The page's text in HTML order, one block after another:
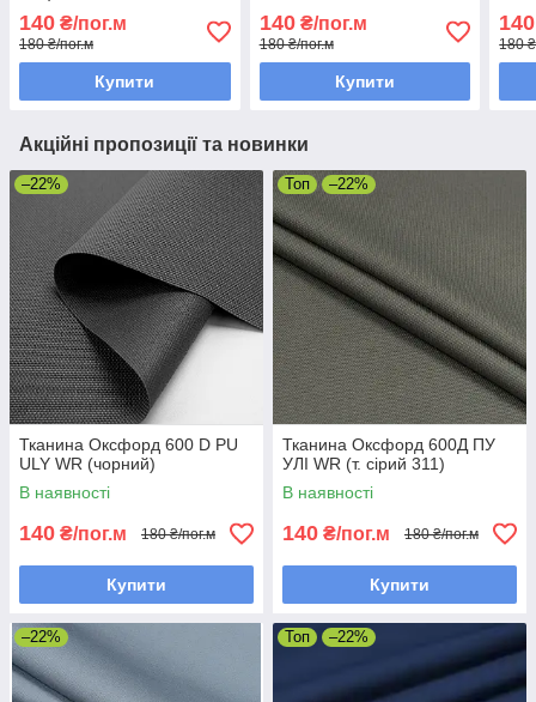
140 ₴/пог.м
180 ₴/пог.м
Купити
140₴/пог.м
180 ₴/пог.м
Купити
140
180
Акційні пропозиції та новинки
–22%
Тканина Оксфорд 600 D PU
ULY WR (чорний)
В наявності
140 ₴/пог.м 180 ₴/пог.м
Купити
Топ –22%
Тканина Оксфорд 600Д ПУ
УЛІ WR (т. сірий 311)
В наявності
140 ₴/пог.м 180 ₴/пог.м
Купити
–22% Топ –22%